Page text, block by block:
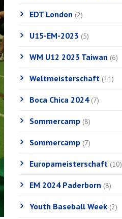
EDT London (2)
U15-EM-2023 (5)
WM U12 2023 Taiwan (6)
Weltmeisterschaft (11)
Boca Chica 2024(7)
Sommercamp (8)
Sommercamp (7)
Europameisterschaft (10)
EM 2024 Paderborn (8)
Youth Baseball Week (2)